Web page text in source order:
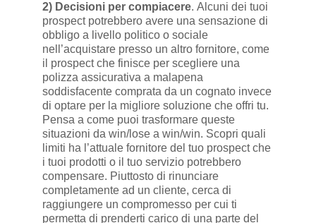
2) Decisioni per compiacere. Alcuni dei tuoi
prospect potrebbero avere una sensazione di
obbligo a livello politico o sociale
nell’acquistare presso un altro fornitore, come
il prospect che finisce per scegliere una
polizza assicurativa a malapena
soddisfacente comprata da un cognato invece
di optare per la migliore soluzione che offri tu.
Pensa a come puoi trasformare queste
situazioni da win/lose a win/win. Scopri quali
limiti ha l’attuale fornitore del tuo prospect che
i tuoi prodotti o il tuo servizio potrebbero
compensare. Piuttosto di rinunciare
completamente ad un cliente, cerca di
raggiungere un compromesso per cui ti
permetta di prenderti carico di una parte del